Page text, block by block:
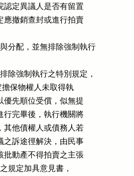
院認定異議人是否有留置
定應撤銷查封或進行拍賣
與分配，並無排除強制執行
排除強制執行之特別規定，
定擔保物權人未取得執
以優先順位受償，似無提
進行完畢後，執行機關將
，其他債權人或債務人若
議之訴途徑解決，由民事
該批動產不得拍賣之主張
之規定加具意見書，